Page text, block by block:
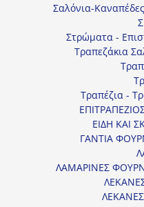
Σαλόνια-
Στρώματα -
Τραπεζάκια
Τραπέζια -
ΕΙΔΗ ΚΑΙ
ΓΑΝΤΙΑ
ΛΑΜΑΡΙΝΕΣ